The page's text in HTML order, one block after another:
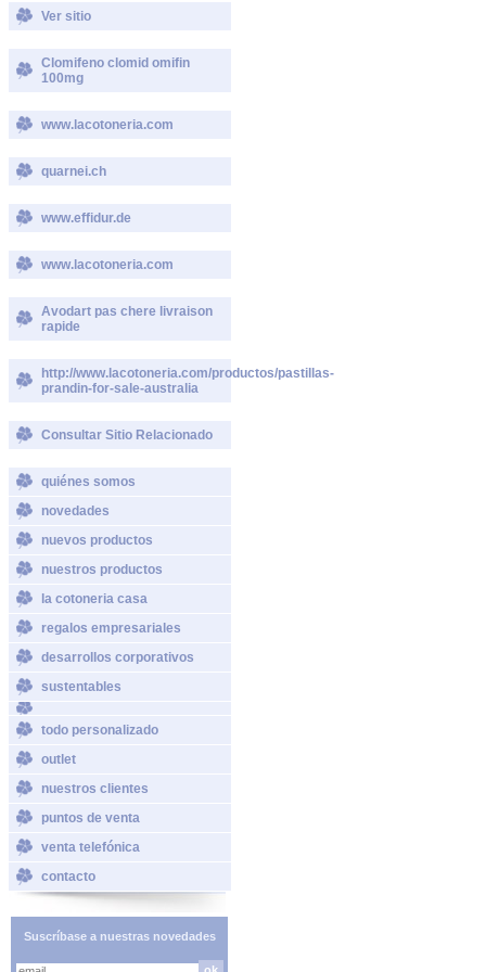
Ver sitio
Clomifeno clomid omifin
100mg
www.lacotoneria.com
quarnei.ch
www.effidur.de
www.lacotoneria.com
Avodart pas chere livraison
rapide
http://www.lacotoneria.com/productos/pastillas-
prandin-for-sale-australia
Consultar Sitio Relacionado
quiénes somos
novedades
nuevos productos
nuestros productos
la cotoneria casa
regalos empresariales
desarrollos corporativos
sustentables
todo personalizado
outlet
nuestros clientes
puntos de venta
venta telefónica
contacto
Suscríbase a nuestras novedades